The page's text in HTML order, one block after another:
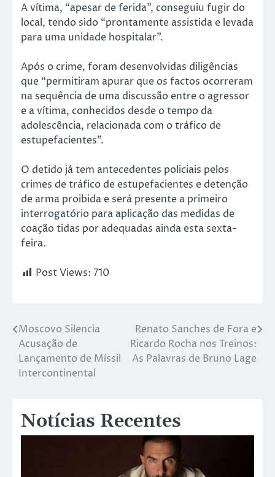
A vítima, “apesar de ferida”, conseguiu fugir do
local, tendo sido “prontamente assistida e levada
para uma unidade hospitalar”.
Após o crime, foram desenvolvidas diligências
que “permitiram apurar que os factos ocorreram
na sequência de uma discussão entre o agressor
e a vítima, conhecidos desde o tempo da
adolescência, relacionada com o tráfico de
estupefacientes”.
O detido já tem antecedentes policiais pelos
crimes de tráfico de estupefacientes e detenção
de arma proibida e será presente a primeiro
interrogatório para aplicação das medidas de
coação tidas por adequadas ainda esta sexta-
feira.
Post Views: 710
Moscovo Silencia
Acusação de
Lançamento de Míssil
Intercontinental
Renato Sanches de Fora e
Ricardo Rocha nos Treinos:
As Palavras de Bruno Lage
Notícias Recentes